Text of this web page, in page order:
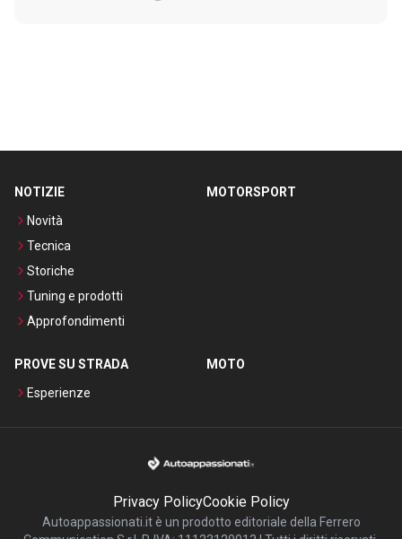
NOTIZIE
Novità
Tecnica
Storiche
Tuning e prodotti
Approfondimenti
MOTORSPORT
PROVE SU STRADA
Esperienze
MOTO
Privacy PolicyCookie Policy
Autoappassionati.it è un prodotto editoriale della Ferrero